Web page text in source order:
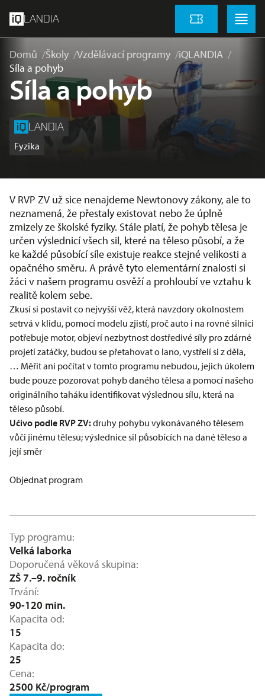
LANDIA Vstupenky
Menu
Domů Školy Vzdělávací programy
iQLANDIA
Síla a pohyb
Síla a pohyb
LANDIA
Fyzika
V RVP ZV už sice nenajdeme Newtonovy zákony, ale to
neznamená, že přestaly existovat nebo že úplně
zmizely ze školské fyziky. Stále platí, že pohyb tělesa je
určen výslednicí všech sil, které na těleso působí, a že
ke každé působící síle existuje reakce stejné velikosti a
opačného směru. A právě tyto elementární znalosti si
žáci v našem programu osvěží a prohloubí ve vztahu k
realitě kolem sebe.
Zkusí si postavit co nejvyšší věž, která navzdory okolnostem
setrvá v klidu, pomocí modelu zjistí, proč auto i na rovné silnici
potřebuje motor, objeví nezbytnost dostředivé síly pro zdárné
projetí zatáčky, budou se přetahovat o lano, vystřelí si z děla,
… Měřit ani počítat v tomto programu nebudou, jejich úkolem
bude pouze pozorovat pohyb daného tělesa a pomocí našeho
originálního taháku identifikovat výslednou sílu, která na
těleso působí.
Učivo podle RVP ZV:druhy pohybu vykonávaného tělesem
vůči jinému tělesu; výslednice sil působících na dané těleso a
její směr
Objednat program
Typ programu
Velká laborka
Doporučená věková skupina
ZŠ 7.–9. ročník
Trvání
90-120 min.
Kapacita od
15
Kapacita do
25
Cena
2500 Kč/program